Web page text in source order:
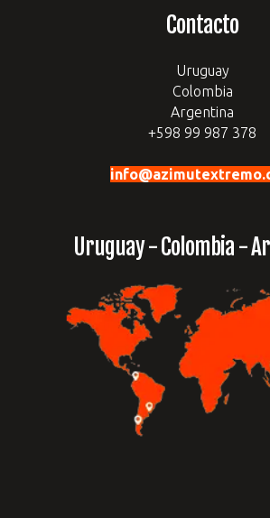
Contacto
Uruguay
Colombia
Argentina
+598 99 987 378
Uruguay - Colombia -